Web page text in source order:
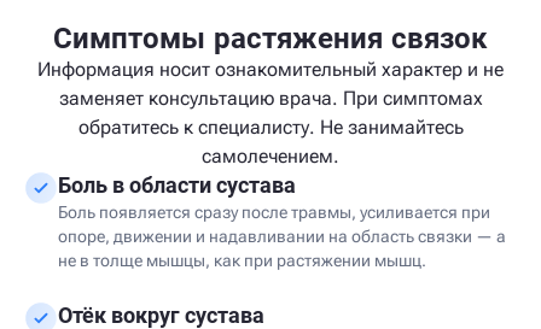
Симптомы растяжения связок
Информация носит ознакомительный характер и не
заменяет консультацию врача. При симптомах
обратитесь к специалисту. Не занимайтесь
самолечением.
Боль в области сустава
Боль появляется сразу после травмы, усиливается при
опоре, движении и надавливании на область связки — а
не в толще мышцы, как при растяжении мышц.
Отёк вокруг сустава